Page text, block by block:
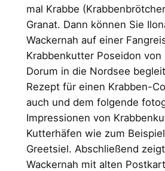
mal Krabbe
Granat. Dann können Sie
Wackernah auf einer
Krabbenkutter Poseidon
Dorum in die Nordsee
Rezept für einen Krabben-
auch und dem folgende
Impressionen von
Kutterhäfen wie zum
Greetsiel. Abschließend
Wackernah mit alten